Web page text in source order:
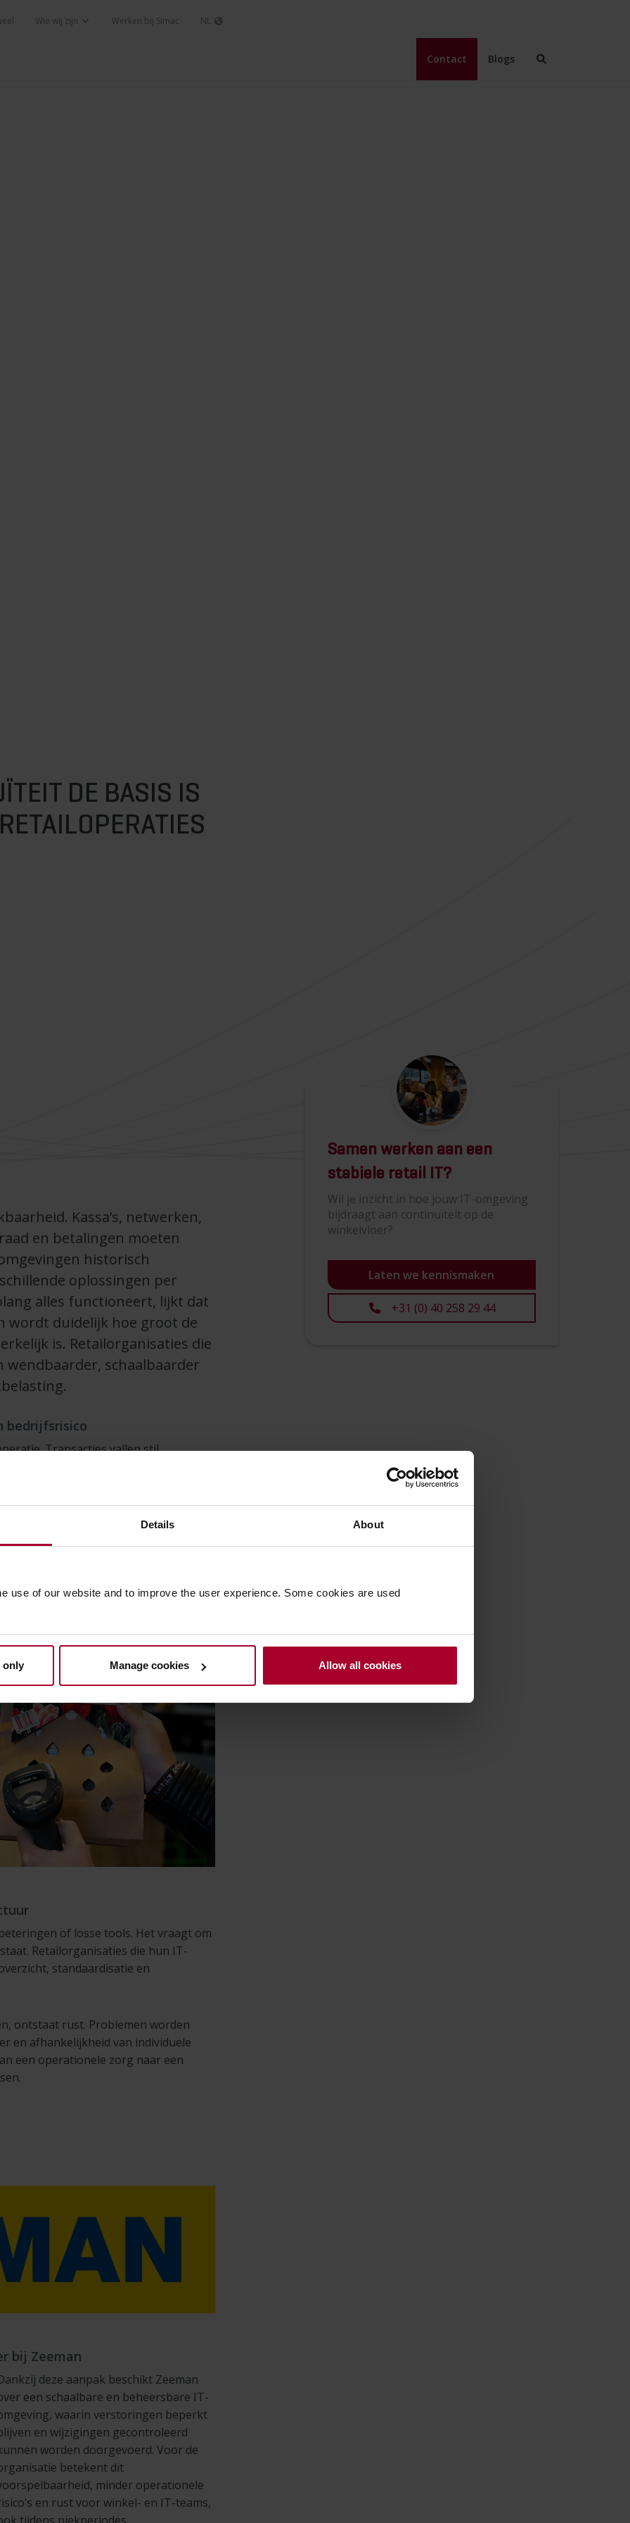
Details About
use of our website and to improve the user experience. Some cookies are used
only Manage cookies Allow all cookies
Wie wij zijn Werken bij Simac NL
Contact Blogs
DE BASIS IS
Kassa’s, netwerken,
en betalingen moeten
historisch
oplossingen per
alles functioneert, lijkt dat
wordt duidelijk hoe groot de
is. Retailorganisaties die
schaalbaarder
bedrijfsrisico
Transacties vallen stil,
omnichannel omgeving blijft het
door in andere winkels, online
het misgaat. Dan blijkt dat
zijn en support vooral reactief
incident, maar een direct risico voor
of losse tools. Het vraagt om
Retailorganisaties die hun IT-
standaardisatie en
ontstaat rust. Problemen worden
en afhankelijkheid van individuele
een operationele zorg naar een
bij Zeeman
deze aanpak beschikt Zeeman
een schaalbare en beheersbare IT-
waarin verstoringen beperkt
en wijzigingen gecontroleerd
worden doorgevoerd. Voor de
betekent dit
minder operationele
en rust voor winkel- en IT-teams,
Samen werken aan een
stabiele retail IT?
Wil je inzicht in hoe jouw IT-omgeving
bijdraagt aan continuïteit op de
winkelvloer?
Laten we kennismaken
+31 (0) 40 258 29 44